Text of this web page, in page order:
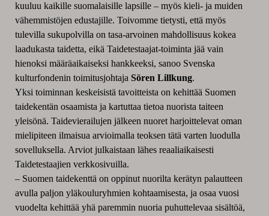
kuuluu kaikille suomalaisille lapsille – myös kieli- ja muiden
vähemmistöjen edustajille. Toivomme tietysti, että myös
tulevilla sukupolvilla on tasa-arvoinen mahdollisuus kokea
laadukasta taidetta, eikä Taidetestaajat-toiminta jää vain
hienoksi määräaikaiseksi hankkeeksi, sanoo Svenska
kulturfondenin toimitusjohtaja Sören Lillkung.
Yksi toiminnan keskeisistä tavoitteista on kehittää Suomen
taidekentän osaamista ja kartuttaa tietoa nuorista taiteen
yleisönä. Taidevierailujen jälkeen nuoret harjoittelevat oman
mielipiteen ilmaisua arvioimalla teoksen tätä varten luodulla
sovelluksella. Arviot julkaistaan lähes reaaliaikaisesti
Taidetestaajien verkkosivuilla.
– Suomen taidekenttä on oppinut nuorilta kerätyn palautteen
avulla paljon yläkouluryhmien kohtaamisesta, ja osaa vuosi
vuodelta kehittää yhä paremmin nuoria puhuttelevaa sisältöä,